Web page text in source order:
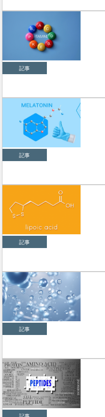
記事
記事
記事
記事